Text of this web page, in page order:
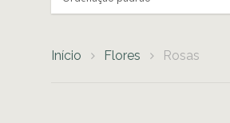
Início Flores Rosas